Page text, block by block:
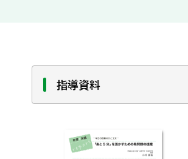
指導資料